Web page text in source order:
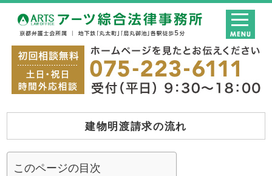
建物明渡請求の流れ
このページの目次